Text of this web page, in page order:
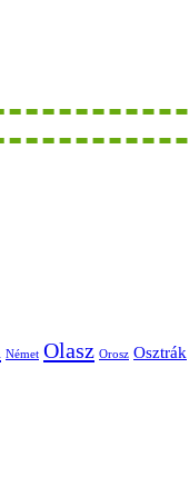
Német Olasz Orosz Osztrák